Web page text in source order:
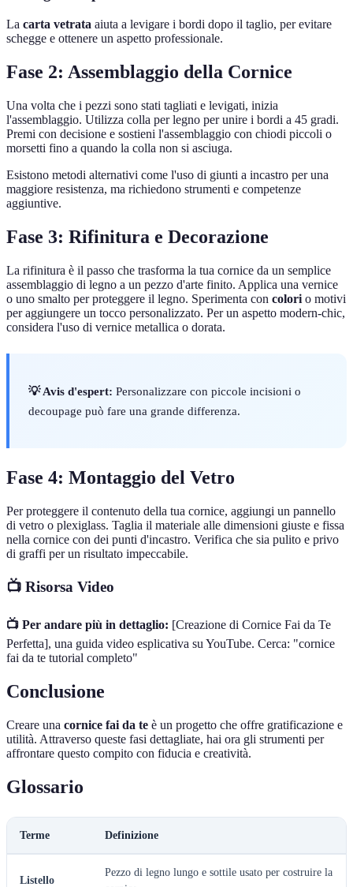
La carta vetrata aiuta a levigare i bordi dopo il taglio, per evitare
schegge e ottenere un aspetto professionale.
Fase 2: Assemblaggio della Cornice
Una volta che i pezzi sono stati tagliati e levigati, inizia
l'assemblaggio. Utilizza colla per legno per unire i bordi a 45 gradi.
Premi con decisione e sostieni l'assemblaggio con chiodi piccoli o
morsetti fino a quando la colla non si asciuga.
Esistono metodi alternativi come l'uso di giunti a incastro per una
maggiore resistenza, ma richiedono strumenti e competenze
aggiuntive.
Fase 3: Rifinitura e Decorazione
La rifinitura è il passo che trasforma la tua cornice da un semplice
assemblaggio di legno a un pezzo d'arte finito. Applica una vernice
o uno smalto per proteggere il legno. Sperimenta con colori o motivi
per aggiungere un tocco personalizzato. Per un aspetto modern-chic,
considera l'uso di vernice metallica o dorata.
💡 Avis d'espert: Personalizzare con piccole incisioni o
decoupage può fare una grande differenza.
Fase 4: Montaggio del Vetro
Per proteggere il contenuto della tua cornice, aggiungi un pannello
di vetro o plexiglass. Taglia il materiale alle dimensioni giuste e fissa
nella cornice con dei punti d'incastro. Verifica che sia pulito e privo
di graffi per un risultato impeccabile.
📺 Risorsa Video
📺 Per andare più in dettaglio: [Creazione di Cornice Fai da Te
Perfetta], una guida video esplicativa su YouTube. Cerca: "cornice
fai da te tutorial completo"
Conclusione
Creare una cornice fai da te è un progetto che offre gratificazione e
utilità. Attraverso queste fasi dettagliate, hai ora gli strumenti per
affrontare questo compito con fiducia e creatività.
Glossario
Terme Definizione
Listello
Pezzo di legno lungo e sottile usato per costruire la